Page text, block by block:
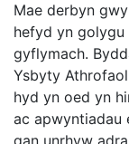
Mae derbyn
hefyd yn
gyflymach.
Ysbyty
hyd yn oed yn
ac apwyntiadau